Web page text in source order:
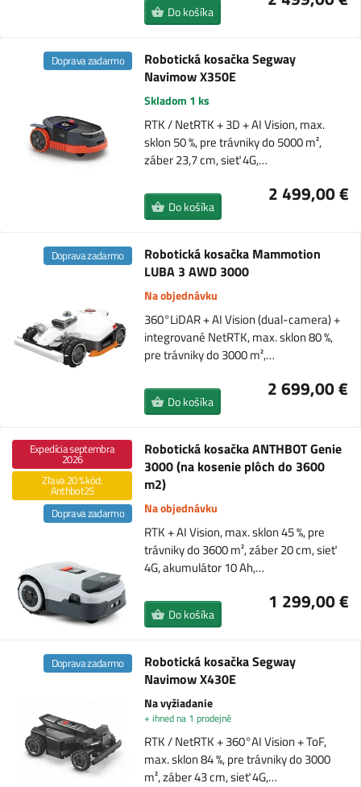
Do košíka
Robotická kosačka Segway
Navimow X350E
Doprava zadarmo
Skladom 1 ks
RTK / NetRTK + 3D + AI Vision, max.
sklon 50 %, pre trávniky do 5000 m²,
záber 23,7 cm, sieť 4G,…
2 499,00 €
Do košíka
Robotická kosačka Mammotion
LUBA 3 AWD 3000
Doprava zadarmo
Na objednávku
360°LiDAR + AI Vision (dual-camera) +
integrované NetRTK, max. sklon 80 %,
pre trávniky do 3000 m²,…
2 699,00 €
Do košíka
Robotická kosačka ANTHBOT Genie
3000 (na kosenie plôch do 3600
m2)
Expedícia septembra
2026
Zľava 20 % kód:
Anthbot25
Doprava zadarmo
Na objednávku
RTK + AI Vision, max. sklon 45 %, pre
trávniky do 3600 m², záber 20 cm, sieť
4G, akumulátor 10 Ah,…
1 299,00 €
Do košíka
Robotická kosačka Segway
Navimow X430E
Doprava zadarmo
Na vyžiadanie
+ ihned na 1 prodejně
RTK / NetRTK + 360°AI Vision + ToF,
max. sklon 84 %, pre trávniky do 3000
m², záber 43 cm, sieť 4G,…